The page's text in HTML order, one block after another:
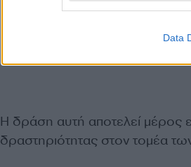
Data
Η δράση αυτή αποτελεί μέρος
δραστηριότητας στον τομέα